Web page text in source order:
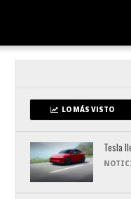
LO MÁS VISTO
Tesla